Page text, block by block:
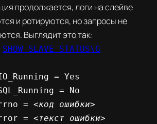
продолжается, логи на слейве
и ротируются, но запросы не
Выглядит это так:
SHOW SLAVE STATUS\G
= Yes
= No
= <код ошибки>
= <текст ошибки>